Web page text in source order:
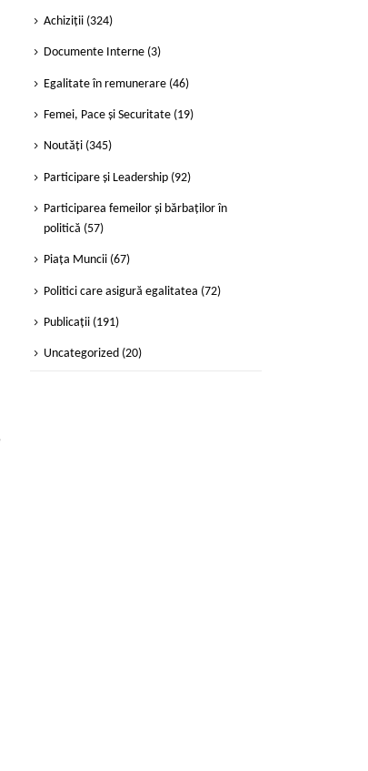
Achiziții (324)
Documente Interne (3)
Egalitate în remunerare (46)
Femei, Pace și Securitate (19)
Noutăți (345)
Participare și Leadership (92)
Participarea femeilor și bărbaților în
politică (57)
Piața Muncii (67)
Politici care asigură egalitatea (72)
Publicații (191)
Uncategorized (20)